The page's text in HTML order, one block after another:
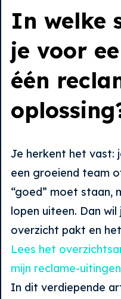
0527-858580
info@nugtr.nl
Ecopark 63, 8305 BJ,
In welke
je voor
één
Je herkent het vast:
een groeiend team
“goed” moet staan,
lopen uiteen. Dan
overzicht pakt en
Lees het
mijn reclame-
In dit verdiepende